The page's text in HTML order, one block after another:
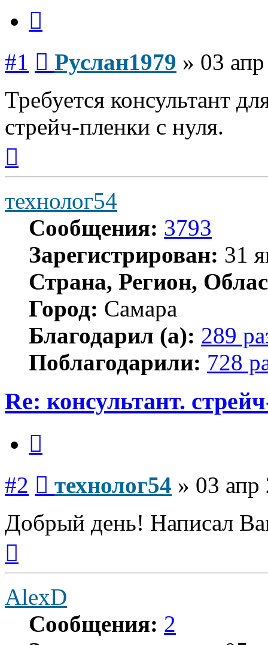
#1 Руслан1979 » 03
Требуется консультант
стрейч-пленки с нуля.
началу
технолог54
Сообщения: 3793
Зарегистрирован: 31
Страна, Регион,
Город: Самара
Благодарил (а): 289
Поблагодарили: 728
Re: консультант.
#2 технолог54 » 03 апр
Добрый день! Написал
началу
AlexD
Сообщения: 2